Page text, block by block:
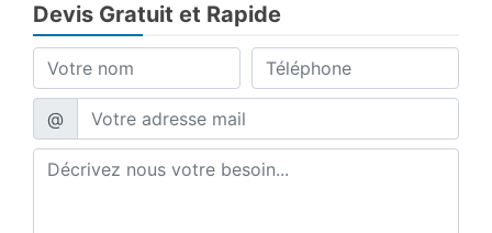
Devis Gratuit et Rapide
@